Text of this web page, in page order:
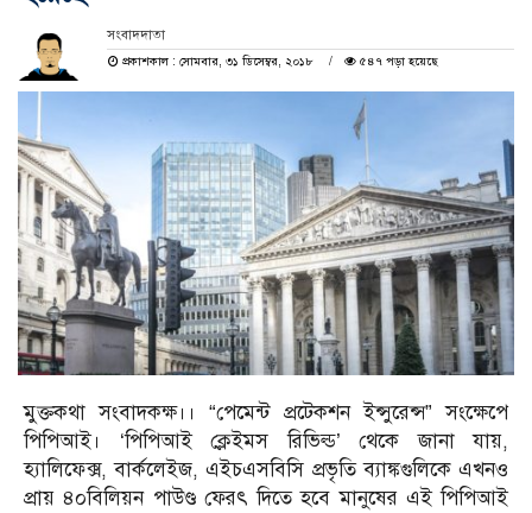
সংবাদদাতা
প্রকাশকাল : সোমবার, ৩১ ডিসেম্বর, ২০১৮
৫৪৭ পড়া হয়েছে
মুক্তকথা সংবাদকক্ষ।। “পেমেন্ট প্রটেকশন ইন্সুরেন্স” সংক্ষেপে
পিপিআই। ‘পিপিআই ক্লেইমস রিভিল্ড’ থেকে জানা যায়,
হ্যালিফেক্স, বার্কলেইজ, এইচএসবিসি প্রভৃতি ব্যাঙ্কগুলিকে এখন‌ও
প্রায় ৪০বিলিয়ন পাউণ্ড ফেরৎ দিতে হবে মানুষের এই পিপিআই